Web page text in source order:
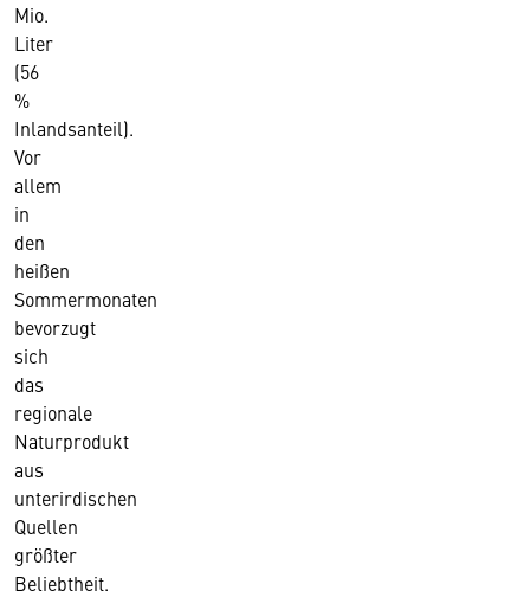
Mio.
Liter
(56
%
Inlandsanteil).
Vor
allem
in
den
heißen
Sommermonaten
bevorzugt
sich
das
regionale
Naturprodukt
aus
unterirdischen
Quellen
größter
Beliebtheit.